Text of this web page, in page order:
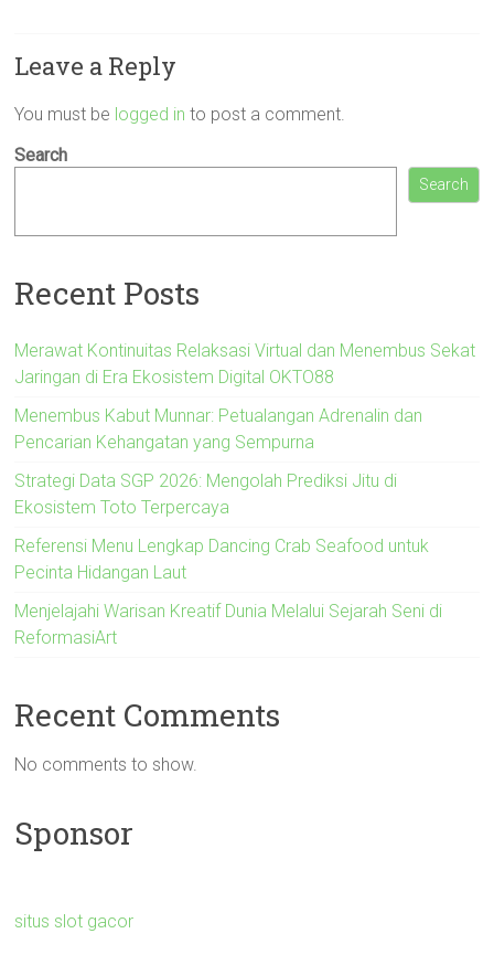
Leave a Reply
You must be logged in to post a comment.
Search
Search
Recent Posts
Merawat Kontinuitas Relaksasi Virtual dan Menembus Sekat
Jaringan di Era Ekosistem Digital OKTO88
Menembus Kabut Munnar: Petualangan Adrenalin dan
Pencarian Kehangatan yang Sempurna
Strategi Data SGP 2026: Mengolah Prediksi Jitu di
Ekosistem Toto Terpercaya
Referensi Menu Lengkap Dancing Crab Seafood untuk
Pecinta Hidangan Laut
Menjelajahi Warisan Kreatif Dunia Melalui Sejarah Seni di
ReformasiArt
Recent Comments
No comments to show.
Sponsor
situs slot gacor